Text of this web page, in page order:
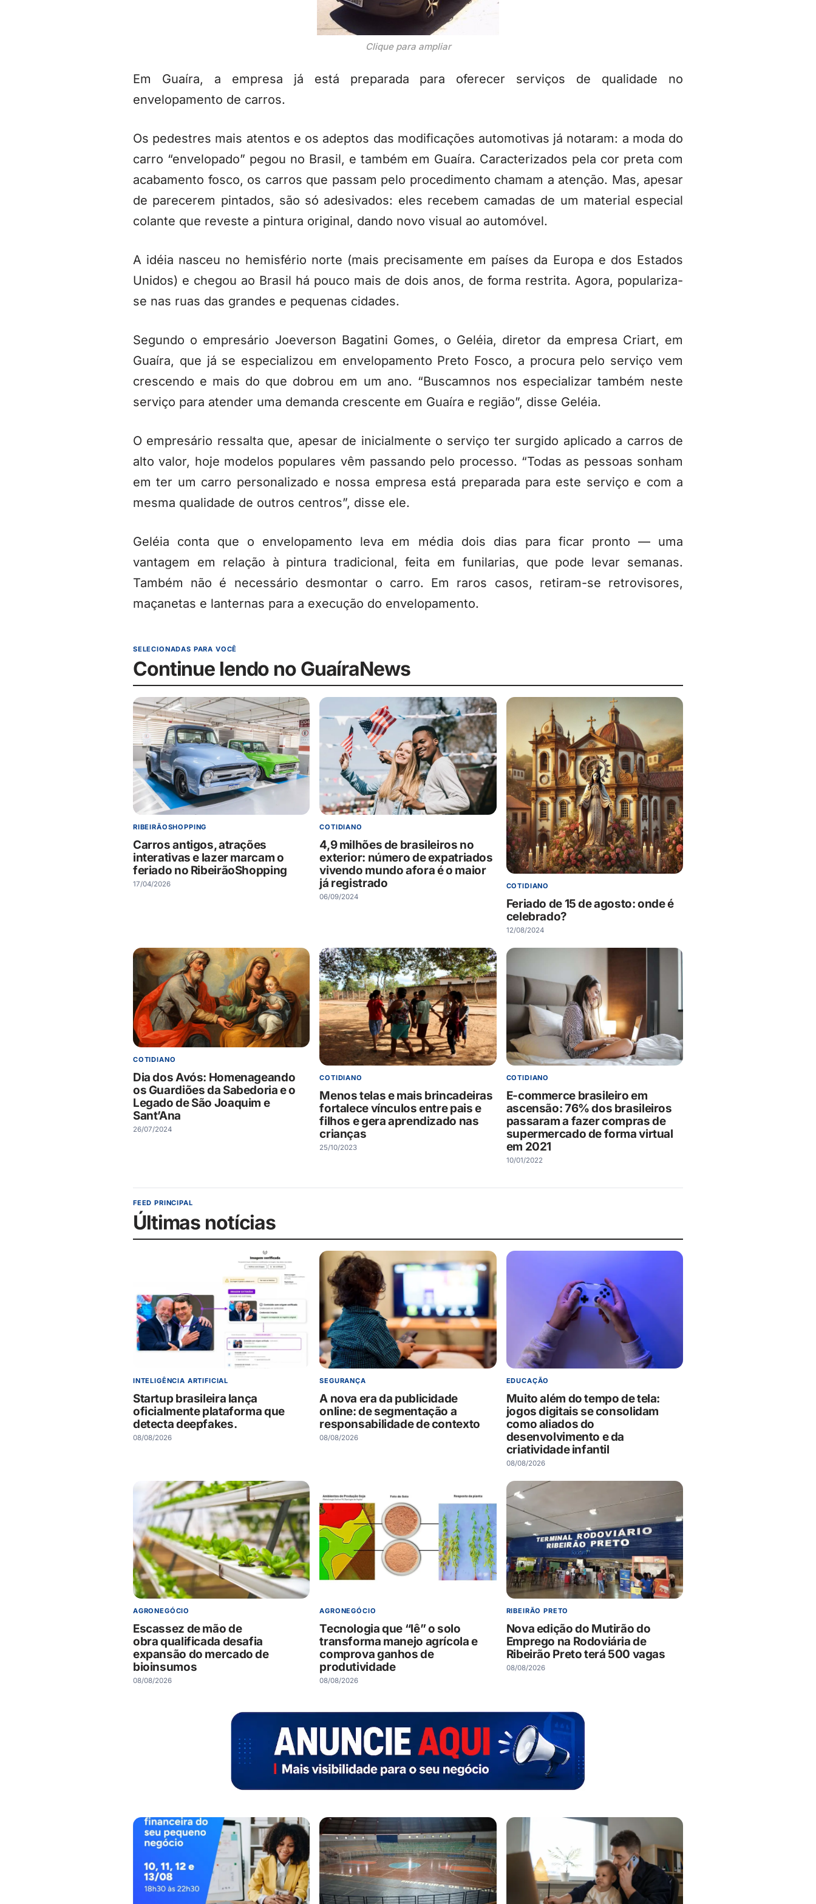
Clique para ampliar
Em Guaíra, a empresa já está preparada para oferecer serviços de qualidade no
envelopamento de carros.
Os pedestres mais atentos e os adeptos das modificações automotivas já notaram: a moda do
carro “envelopado” pegou no Brasil, e também em Guaíra. Caracterizados pela cor preta com
acabamento fosco, os carros que passam pelo procedimento chamam a atenção. Mas, apesar
de parecerem pintados, são só adesivados: eles recebem camadas de um material especial
colante que reveste a pintura original, dando novo visual ao automóvel.
A idéia nasceu no hemisfério norte (mais precisamente em países da Europa e dos Estados
Unidos) e chegou ao Brasil há pouco mais de dois anos, de forma restrita. Agora, populariza-
se nas ruas das grandes e pequenas cidades.
Segundo o empresário Joeverson Bagatini Gomes, o Geléia, diretor da empresa Criart, em
Guaíra, que já se especializou em envelopamento Preto Fosco, a procura pelo serviço vem
crescendo e mais do que dobrou em um ano. “Buscamnos nos especializar também neste
serviço para atender uma demanda crescente em Guaíra e região”, disse Geléia.
O empresário ressalta que, apesar de inicialmente o serviço ter surgido aplicado a carros de
alto valor, hoje modelos populares vêm passando pelo processo. “Todas as pessoas sonham
em ter um carro personalizado e nossa empresa está preparada para este serviço e com a
mesma qualidade de outros centros”, disse ele.
Geléia conta que o envelopamento leva em média dois dias para ficar pronto — uma
vantagem em relação à pintura tradicional, feita em funilarias, que pode levar semanas.
Também não é necessário desmontar o carro. Em raros casos, retiram-se retrovisores,
maçanetas e lanternas para a execução do envelopamento.
SELECIONADAS PARA VOCÊ
Continue lendo no GuaíraNews
RIBEIRÃOSHOPPING
Carros antigos, atrações
interativas e lazer marcam o
feriado no RibeirãoShopping
17/04/2026
COTIDIANO
4,9 milhões de brasileiros no
exterior: número de expatriados
vivendo mundo afora é o maior
já registrado
06/09/2024
COTIDIANO
Feriado de 15 de agosto: onde é
celebrado?
12/08/2024
COTIDIANO
Dia dos Avós: Homenageando
os Guardiões da Sabedoria e o
Legado de São Joaquim e
Sant’Ana
26/07/2024
COTIDIANO
Menos telas e mais brincadeiras
fortalece vínculos entre pais e
filhos e gera aprendizado nas
crianças
25/10/2023
COTIDIANO
E-commerce brasileiro em
ascensão: 76% dos brasileiros
passaram a fazer compras de
supermercado de forma virtual
em 2021
10/01/2022
FEED PRINCIPAL
Últimas notícias
INTELIGÊNCIA ARTIFICIAL
Startup brasileira lança
oficialmente plataforma que
detecta deepfakes.
08/08/2026
SEGURANÇA
A nova era da publicidade
online: de segmentação a
responsabilidade de contexto
08/08/2026
EDUCAÇÃO
Muito além do tempo de tela:
jogos digitais se consolidam
como aliados do
desenvolvimento e da
criatividade infantil
08/08/2026
AGRONEGÓCIO
Escassez de mão de
obra qualificada desafia
expansão do mercado de
bioinsumos
08/08/2026
AGRONEGÓCIO
Tecnologia que “lê” o solo
transforma manejo agrícola e
comprova ganhos de
produtividade
08/08/2026
RIBEIRÃO PRETO
Nova edição do Mutirão do
Emprego na Rodoviária de
Ribeirão Preto terá 500 vagas
08/08/2026